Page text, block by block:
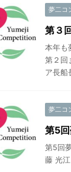
夢二コ
第３
本年も
第２回
ア長船
夢二コ
第5
第5回
藤 光